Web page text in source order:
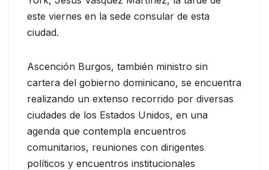
este viernes en la sede consular de esta
ciudad.
Ascención Burgos, también ministro sin
cartera del gobierno dominicano, se encuentra
realizando un extenso recorrido por diversas
ciudades de los Estados Unidos, en una
agenda que contempla encuentros
comunitarios, reuniones con dirigentes
políticos y encuentros institucionales